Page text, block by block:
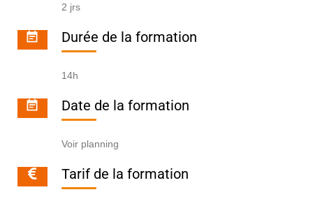
2 jrs
Durée de la formation
14h
Date de la formation
Voir planning
Tarif de la formation